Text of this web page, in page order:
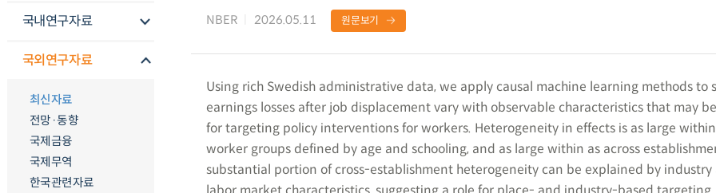
국내연구자료
국외연구자료
최신자료
전망·동향
국제금융
국제무역
한국관련자료
NBER 2026.05.11 원문보기
Using rich Swedish administrative data, we apply causal machine learning methods to
earnings losses after job displacement vary with observable characteristics that may
for targeting policy interventions for workers. Heterogeneity in effects is as large within
worker groups defined by age and schooling, and as large within as across
substantial portion of cross-establishment heterogeneity can be explained by industry